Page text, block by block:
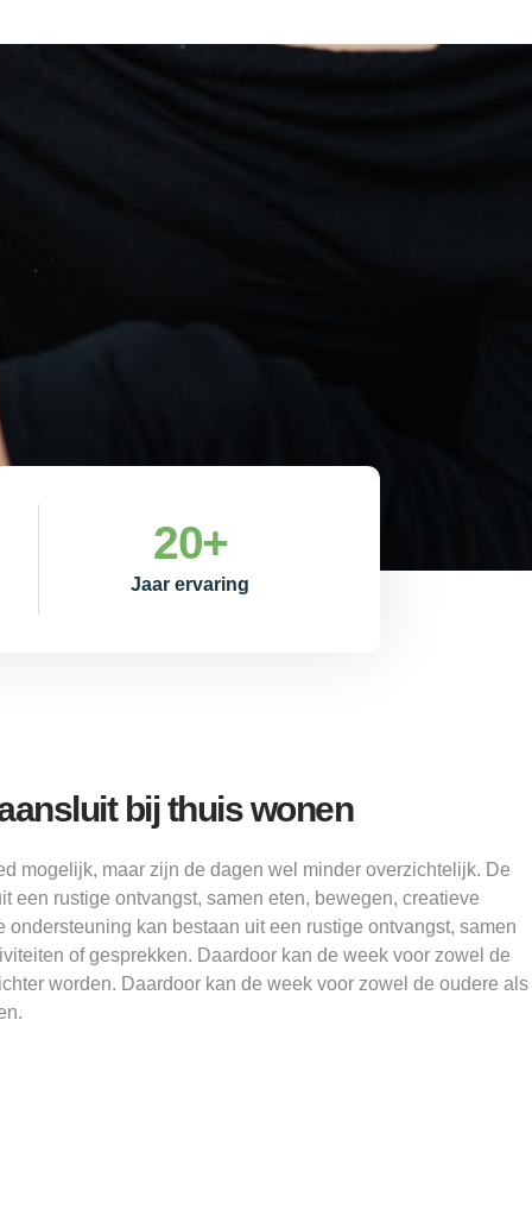
Jaar ervaring
20+
bij thuis wonen
mogelijk, maar zijn de dagen wel minder overzichtelijk. De
een rustige ontvangst, samen eten, bewegen, creatieve
ondersteuning kan bestaan uit een rustige ontvangst, samen
of gesprekken. Daardoor kan de week voor zowel de
worden. Daardoor kan de week voor zowel de oudere als